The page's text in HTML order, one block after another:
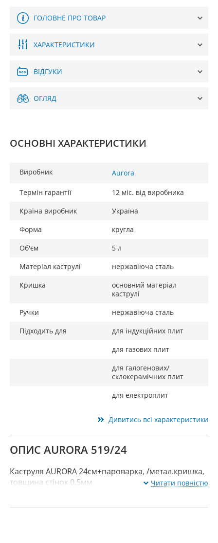
ГОЛОВНЕ ПРО ТОВАР
ХАРАКТЕРИСТИКИ
ВІДГУКИ
ОГЛЯД
ОСНОВНІ ХАРАКТЕРИСТИКИ
Виробник Aurora
Термін гарантії
12 міс. від виробника
Країна виробник
Україна
Форма
кругла
Об'єм
5 л
Матеріал каструлі
нержавіюча сталь
Кришка
основний матеріал
каструлі
Ручки
нержавіюча сталь
Підходить для
для індукційних плит
для газових плит
для галогенових/
склокерамічних плит
для електроплит
Дивитись всі характеристики
ОПИС AURORA 519/24
Каструля AURORA 24см+пароварка, /метал.кришка,
товщина стінок 0.5мм.
Читати повністю